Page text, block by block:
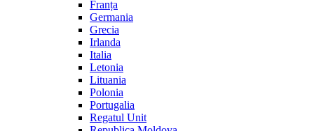
Franța
Germania
Grecia
Irlanda
Italia
Letonia
Lituania
Polonia
Portugalia
Regatul Unit